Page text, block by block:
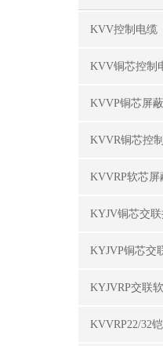
KVV控制电缆
KVV铜芯控制
KVVP铜芯屏
KVVR铜芯控
KVVRP软芯屏
KYJV铜芯交
KYJVP铜芯交
KYJVRP交联
KVVRP22/32